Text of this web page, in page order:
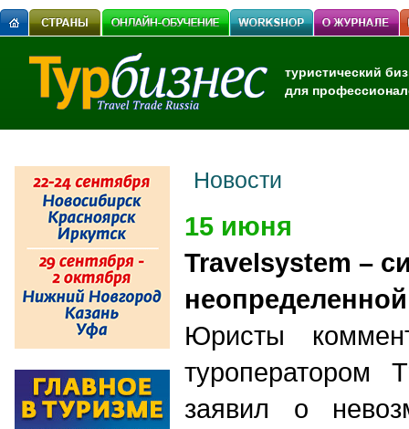
туристический
для
Новости
15 июня
Travelsystem –
неопределенной
Юристы
туроператором
заявил о